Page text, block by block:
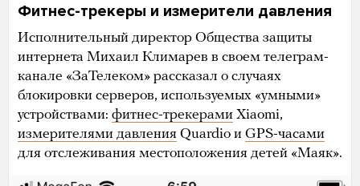
Фитнес-трекеры и измерители давления
Исполнительный директор Общества защиты
интернета Михаил Климарев в своем телеграм-
канале «ЗаТелеком» рассказал о случаях
блокировки серверов, используемых «умными»
устройствами: фитнес-трекерами Xiaomi,
измерителями давления Quardio и GPS-часами
для отслеживания местоположения детей «Маяк».